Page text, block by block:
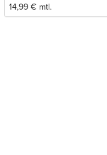
14,99 € mtl.